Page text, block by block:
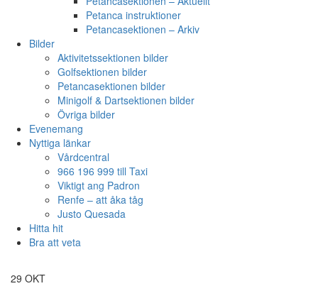
Petanca instruktioner
Petancasektionen – Arkiv
Bilder
Aktivitetssektionen bilder
Golfsektionen bilder
Petancasektionen bilder
Minigolf & Dartsektionen bilder
Övriga bilder
Evenemang
Nyttiga länkar
Vårdcentral
966 196 999 till Taxi
Viktigt ang Padron
Renfe – att åka tåg
Justo Quesada
Hitta hit
Bra att veta
29 OKT